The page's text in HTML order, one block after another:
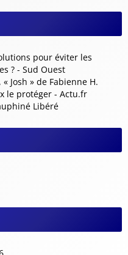
pour éviter les
? - Sud Ouest
Josh » de Fabienne H.
le protéger - Actu.fr
Libéré